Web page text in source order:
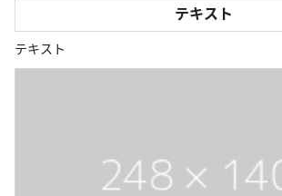
テキスト
テキスト